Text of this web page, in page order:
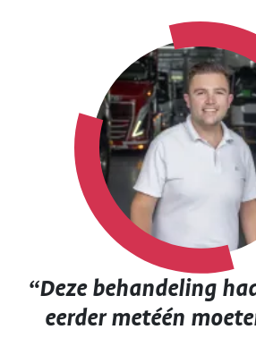
“Deze behandeling
eerder metéén